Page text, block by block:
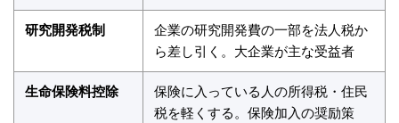
研究開発税制
企業の研究開発費の一部を法人税か
ら差し引く。大企業が主な受益者
生命保険料控除
保険に入っている人の所得税・住民
税を軽くする。保険加入の奨励策